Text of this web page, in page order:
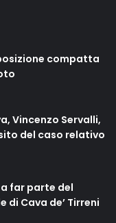
compatta
Vincenzo Servalli,
del caso relativo
far parte del
di Cava de’ Tirreni